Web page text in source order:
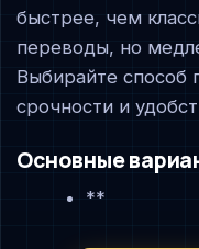
быстрее, чем
переводы, но
Выбирайте способ
срочности и
Основные
**